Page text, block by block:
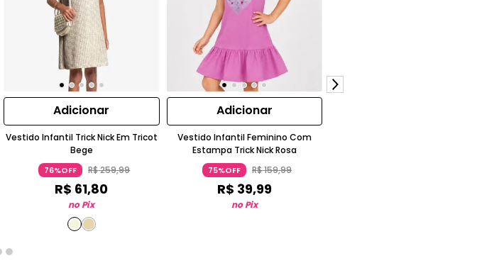
Adicionar
Vestido Infantil Trick Nick Em Tricot
Bege
76%OFF R$259,99
R$ 61,80
no Pix
Adicionar
Vestido Infantil Feminino Com
Estampa Trick Nick Rosa
75%OFF R$159,99
R$ 39,99
no Pix